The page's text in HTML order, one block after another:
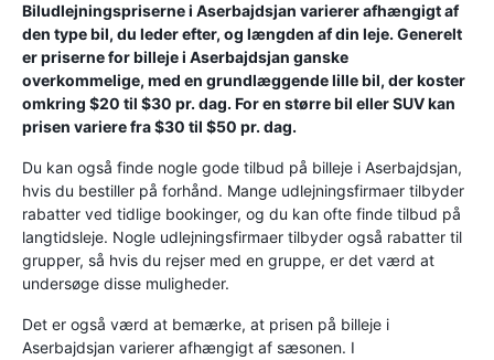
Biludlejningspriserne i Aserbajdsjan varierer afhængigt af
den type bil, du leder efter, og længden af din leje. Generelt
er priserne for billeje i Aserbajdsjan ganske
overkommelige, med en grundlæggende lille bil, der koster
omkring $20 til $30 pr. dag. For en større bil eller SUV kan
prisen variere fra $30 til $50 pr. dag.
Du kan også finde nogle gode tilbud på billeje i Aserbajdsjan,
hvis du bestiller på forhånd. Mange udlejningsfirmaer tilbyder
rabatter ved tidlige bookinger, og du kan ofte finde tilbud på
langtidsleje. Nogle udlejningsfirmaer tilbyder også rabatter til
grupper, så hvis du rejser med en gruppe, er det værd at
undersøge disse muligheder.
Det er også værd at bemærke, at prisen på billeje i
Aserbajdsjan varierer afhængigt af sæsonen. I